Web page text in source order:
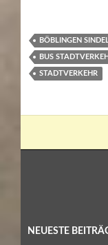
BÖBLINGEN
BUS
STADTVERKEHR
NEUESTE